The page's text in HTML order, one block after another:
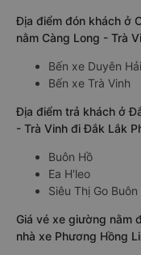
Địa điểm đón khách ở
nằm Càng Long - Trà
Bến xe Duyên Hải
Bến xe Trà Vinh
Địa điểm trả khách ở
- Trà Vinh đi Đắk Lắk
Buôn Hồ
Ea H'leo
Siêu Thị Go
Giá vé xe giường nằm
nhà xe Phương Hồng